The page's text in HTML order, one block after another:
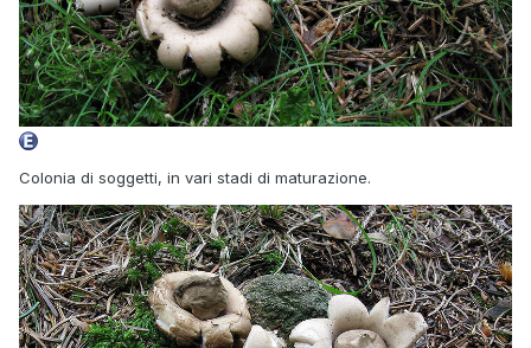
Colonia di soggetti, in vari stadi di maturazione.